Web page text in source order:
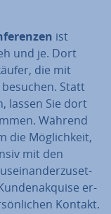
ist
und je. Dort
die mit
Statt
lassen Sie dort
Während
die Mög­lich­keit,
mit den
er­
Kontakt.